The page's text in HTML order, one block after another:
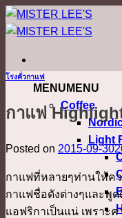
ข้าม
ไป
เนื้อหา
MENU MENU
Coffee
Light
โรงคั่วกาแฟ
กาแฟ
Posted on 2015-09-30
กาแฟที่หลายๆท่านให้ค
กาแฟชื่อดังต่างๆและพู
แอฟริกาเป็นแน่ เพราะ